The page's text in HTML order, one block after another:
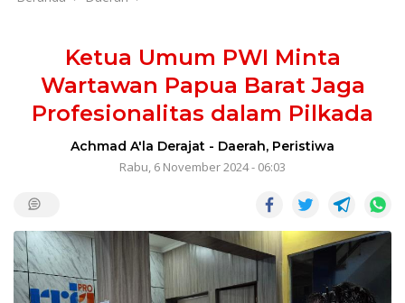
Ketua Umum PWI Minta
Wartawan Papua Barat Jaga
Profesionalitas dalam Pilkada
Achmad A'la Derajat - Daerah, Peristiwa
Rabu, 6 November 2024 - 06:03